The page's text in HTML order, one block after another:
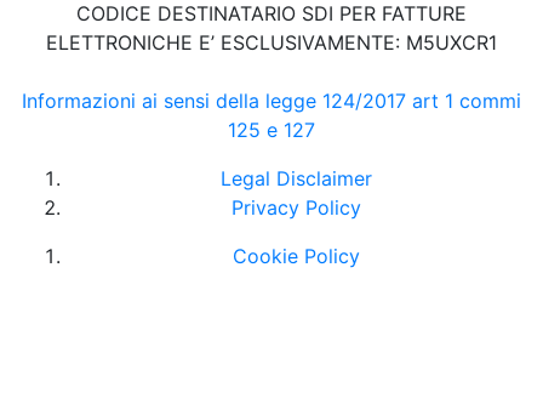
CODICE DESTINATARIO SDI PER FATTURE
ELETTRONICHE E’ ESCLUSIVAMENTE: M5UXCR1
Informazioni ai sensi della legge 124/2017 art 1 commi
125 e 127
Legal Disclaimer
Privacy Policy
Cookie Policy